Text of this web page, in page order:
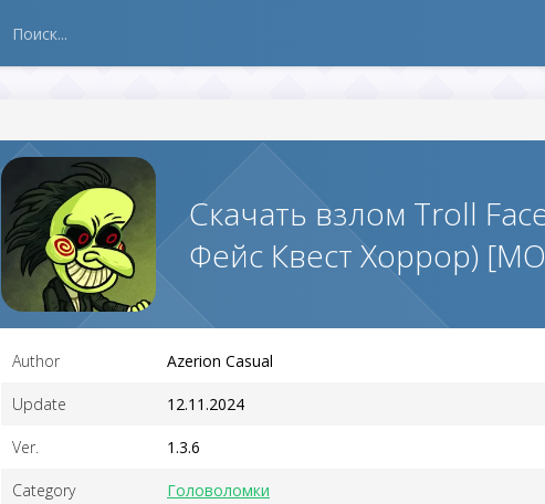
Скачать взлом Troll
Фейс Квест Хоррор)
Author Azerion Casual
Update 12.11.2024
Ver. 1.3.6
Category Головоломки